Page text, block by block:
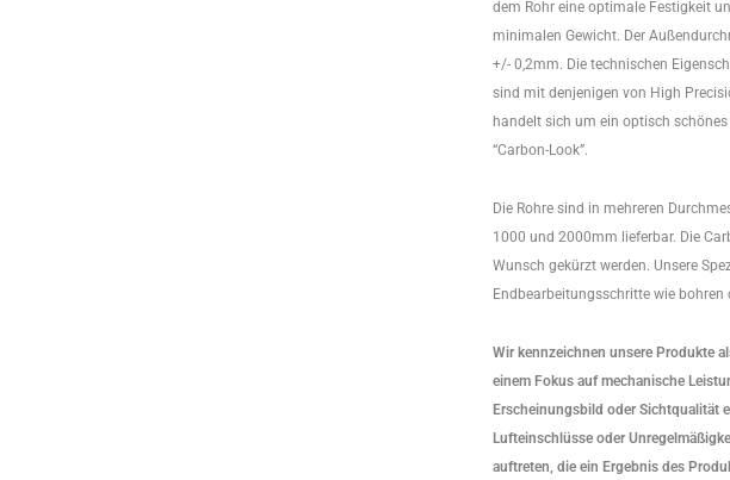
dem Rohr eine optimale Festigkeit
minimalen Gewicht. Der
+/- 0,2mm. Die technischen
sind mit denjenigen von High
handelt sich um ein optisch
“Carbon-Look”.
Die Rohre sind in mehreren
1000 und 2000mm lieferbar. Die
Wunsch gekürzt werden. Unsere
Endbearbeitungsschritte wie bohren
Wir kennzeichnen unsere Produkte
einem Fokus auf mechanische
Erscheinungsbild oder Sichtqualität
Lufteinschlüsse oder
auftreten, die ein Ergebnis des